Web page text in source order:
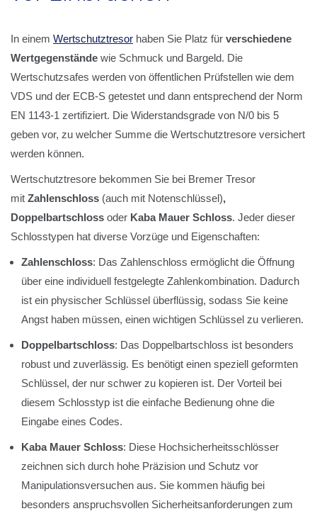
In einem Wertschutztresor haben Sie Platz für verschiedene
Wertgegenstände wie Schmuck und Bargeld. Die
Wertschutzsafes werden von öffentlichen Prüfstellen wie dem
VDS und der ECB-S getestet und dann entsprechend der Norm
EN 1143-1 zertifiziert. Die Widerstandsgrade von N/0 bis 5
geben vor, zu welcher Summe die Wertschutztresore versichert
werden können.
Wertschutztresore bekommen Sie bei Bremer Tresor
mit Zahlenschloss (auch mit Notenschlüssel),
Doppelbartschloss oder Kaba Mauer Schloss. Jeder dieser
Schlosstypen hat diverse Vorzüge und Eigenschaften:
Zahlenschloss: Das Zahlenschloss ermöglicht die Öffnung
über eine individuell festgelegte Zahlenkombination. Dadurch
ist ein physischer Schlüssel überflüssig, sodass Sie keine
Angst haben müssen, einen wichtigen Schlüssel zu verlieren.
Doppelbartschloss: Das Doppelbartschloss ist besonders
robust und zuverlässig. Es benötigt einen speziell geformten
Schlüssel, der nur schwer zu kopieren ist. Der Vorteil bei
diesem Schlosstyp ist die einfache Bedienung ohne die
Eingabe eines Codes.
Kaba Mauer Schloss: Diese Hochsicherheitsschlösser
zeichnen sich durch hohe Präzision und Schutz vor
Manipulationsversuchen aus. Sie kommen häufig bei
besonders anspruchsvollen Sicherheitsanforderungen zum